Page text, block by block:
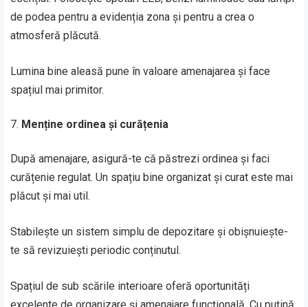
de podea pentru a evidenția zona și pentru a crea o
atmosferă plăcută.
Lumina bine aleasă pune în valoare amenajarea și face
spațiul mai primitor.
Menține ordinea și curățenia
După amenajare, asigură-te că păstrezi ordinea și faci
curățenie regulat. Un spațiu bine organizat și curat este mai
plăcut și mai util.
Stabilește un sistem simplu de depozitare și obișnuiește-
te să revizuiești periodic conținutul.
Spațiul de sub scările interioare oferă oportunități